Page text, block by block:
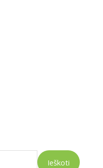
Ieškoti